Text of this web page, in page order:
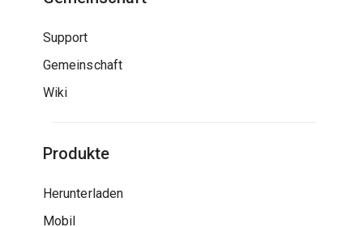
Support
Gemeinschaft
Wiki
Produkte
Herunterladen
Mobil